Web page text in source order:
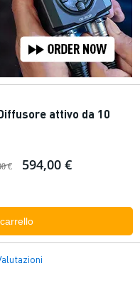
attivo da 10
€ 594,00 €